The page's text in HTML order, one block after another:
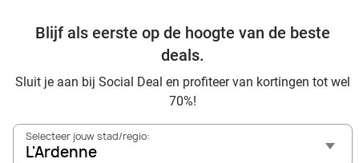
Blijf als eerste op de hoogte van de beste
deals.
Sluit je aan bij Social Deal en profiteer van kortingen tot wel
70%!
Selecteer jouw stad/regio:
L'Ardenne
Ontdek alle topdeals in jouw omgeving